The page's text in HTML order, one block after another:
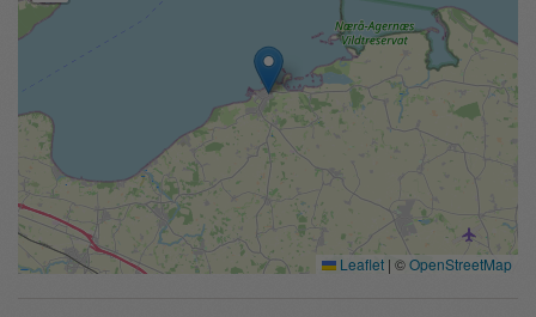
Leaflet | ©OpenStreetMap